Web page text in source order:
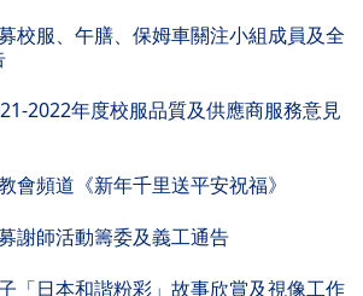
校服、午膳、保姆車關注小組成員及全
2022年度校服品質及供應商服務意見
會頻道《新年千里送平安祝福》
謝師活動籌委及義工通告
「日本和諧粉彩」故事欣賞及視像工作